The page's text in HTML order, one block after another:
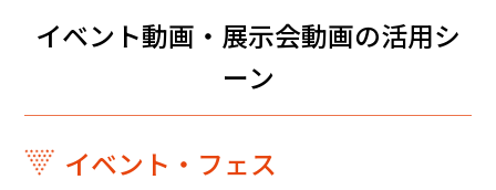
イベント動画・展示会動画の活用シ
ーン
イベント・フェス